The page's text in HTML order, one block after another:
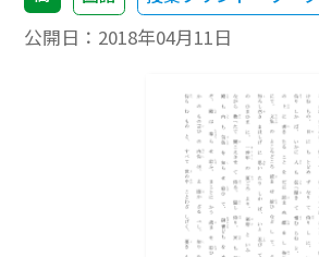
公開日： 2018年04月11日